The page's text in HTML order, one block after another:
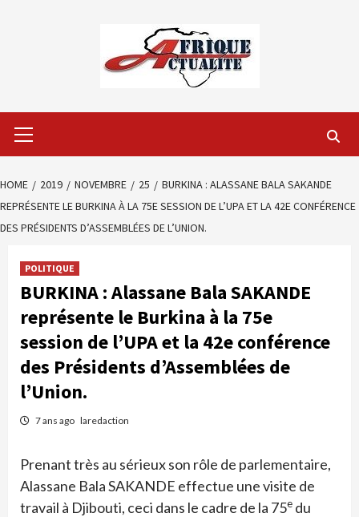
Menu
HOME 2019 NOVEMBRE 25
BURKINA : ALASSANE BALA SAKANDE
REPRÉSENTE LE BURKINA À LA 75E SESSION DE L’UPA ET LA 42E CONFÉRENCE
DES PRÉSIDENTS D’ASSEMBLÉES DE L’UNION.
POLITIQUE
BURKINA : Alassane Bala SAKANDE
représente le Burkina à la 75e
session de l’UPA et la 42e conférence
des Présidents d’Assemblées de
l’Union.
7 ans ago laredaction
Prenant très au sérieux son rôle de parlementaire,
Alassane Bala SAKANDE effectue une visite de
travail à Djibouti, ceci dans le cadre de la 75e du